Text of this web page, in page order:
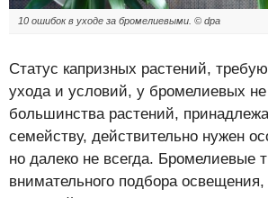
10 ошибок в уходе за бромелиевыми. © dpa
Статус капризных растений,
ухода и условий, у бромелиевых
большинства растений,
семейству, действительно нужен
но далеко не всегда. Бромелиевые
внимательного подбора освещения,